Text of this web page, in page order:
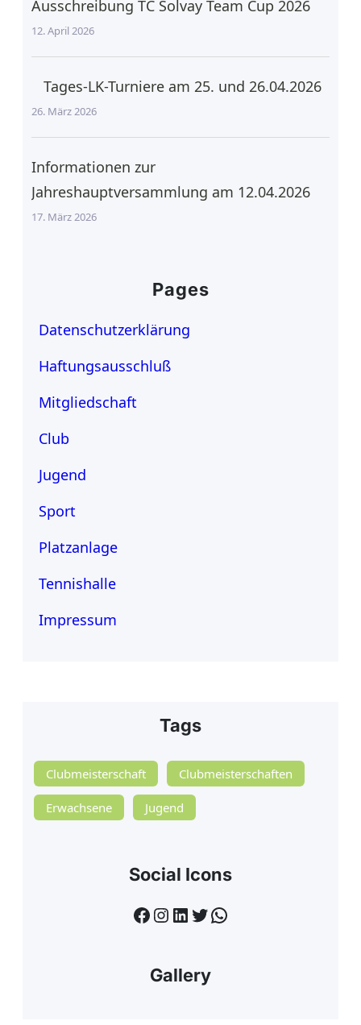
Ausschreibung TC Solvay Team Cup 2026
12. April 2026
Tages-LK-Turniere am 25. und 26.04.2026
26. März 2026
Informationen zur
Jahreshauptversammlung am 12.04.2026
17. März 2026
Pages
Datenschutzerklärung
Haftungsausschluß
Mitgliedschaft
Club
Jugend
Sport
Platzanlage
Tennishalle
Impressum
Tags
Clubmeisterschaft Clubmeisterschaften
Erwachsene Jugend
Social Icons
Facebook InstagramLinkedIn Twitter WhatsApp
Gallery